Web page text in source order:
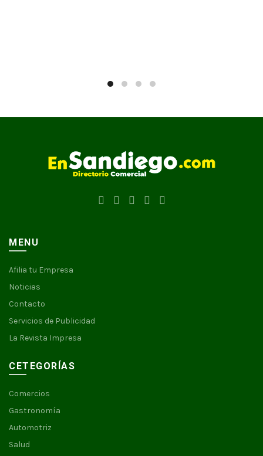
MENU
Afilia tu Empresa
Noticias
Contacto
Servicios de Publicidad
La Revista Impresa
CETEGORÍAS
Comercios
Gastronomía
Automotriz
Salud